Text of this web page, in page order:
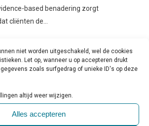
niet worden uitgeschakeld, wel de cookies
Let op, wanneer u op accepteren drukt
zoals surfgedrag of unieke ID's op deze
altijd weer wijzigen.
Alles accepteren
based benadering zorgt
cliënten de...
GGZ